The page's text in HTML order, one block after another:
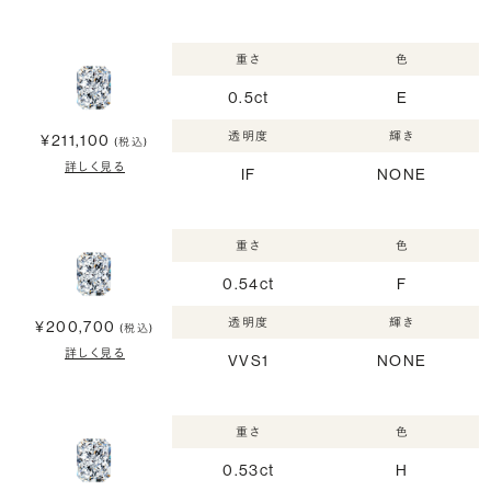
¥211,100 (税込)
詳しく見る
重さ
0.5ct
色
E
透明度
IF
輝き
NONE
¥200,700 (税込)
詳しく見る
重さ
0.54ct
色
F
透明度
VVS1
輝き
NONE
重さ
0.53ct
色
H